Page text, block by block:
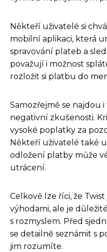
Někteří uživatelé si
mobilní aplikaci, která
spravování plateb a
považují i možnost
rozložit si platbu do
Samozřejmě se najdou
negativní zkušenosti.
vysoké poplatky za
Někteří uživatelé také
odložení platby může
utrácení.
Celkově lze říci, že
výhodami, ale je
s rozmyslem. Před
se detailně seznámit s
jim rozumíte.